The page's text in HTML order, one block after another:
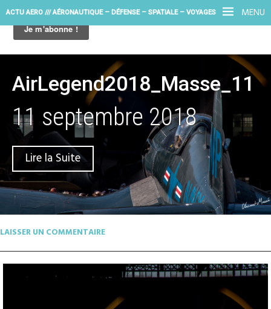
MENU
ACTU AERO /// AÉRONAUTIQUE – DÉFENSE – SPATIALE – VOYAGES
AirLegend2018_Masse_11
11 septembre 2018
Lire la Suite
LAISSER UN COMMENTAIRE